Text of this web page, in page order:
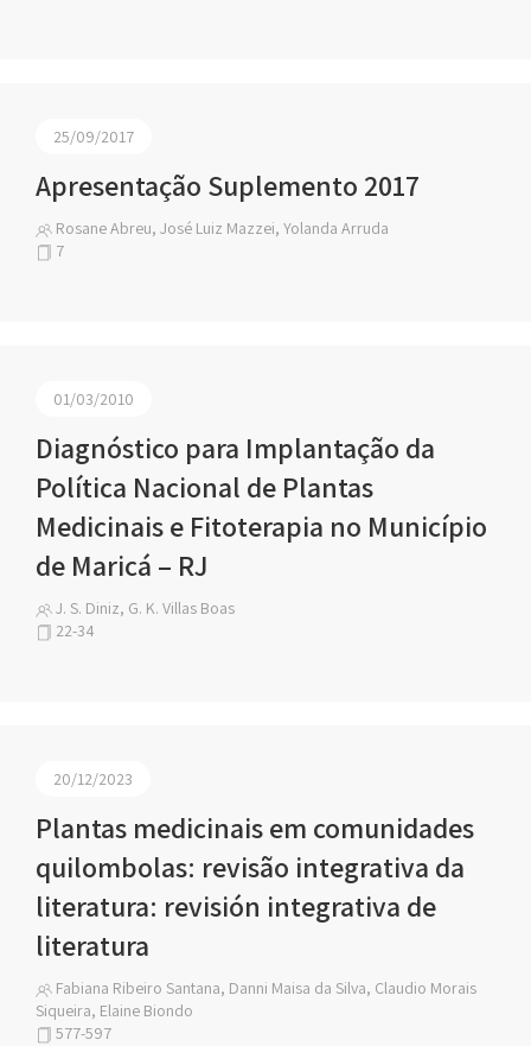
25/09/2017
Apresentação Suplemento 2017
Rosane Abreu, José Luiz Mazzei, Yolanda Arruda
7
01/03/2010
Diagnóstico para Implantação da
Política Nacional de Plantas
Medicinais e Fitoterapia no Município
de Maricá – RJ
J. S. Diniz, G. K. Villas Boas
22-34
20/12/2023
Plantas medicinais em comunidades
quilombolas: revisão integrativa da
literatura: revisión integrativa de
literatura
Fabiana Ribeiro Santana, Danni Maisa da Silva, Claudio Morais
Siqueira, Elaine Biondo
577-597